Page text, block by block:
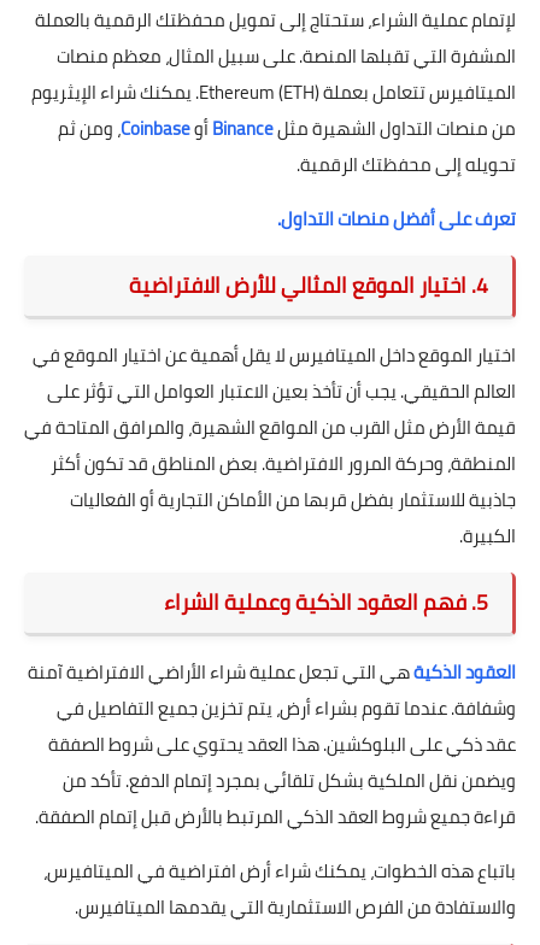
لإتمام عملية الشراء، ستحتاج إلى تمويل محفظتك الرقمية بالعملة
المشفرة التي تقبلها المنصة. على سبيل المثال، معظم منصات
الميتافيرس تتعامل بعملة Ethereum (ETH). يمكنك شراء الإيثريوم
من منصات التداول الشهيرة مثلBinanceأوCoinbase، ومن ثم
تحويله إلى محفظتك الرقمية.
تعرف على أفضل منصات التداول.
4. اختيار الموقع المثالي للأرض الافتراضية
اختيار الموقع داخل الميتافيرس لا يقل أهمية عن اختيار الموقع في
العالم الحقيقي. يجب أن تأخذ بعين الاعتبار العوامل التي تؤثر على
قيمة الأرض مثل القرب من المواقع الشهيرة، والمرافق المتاحة في
المنطقة، وحركة المرور الافتراضية. بعض المناطق قد تكون أكثر
جاذبية للاستثمار بفضل قربها من الأماكن التجارية أو الفعاليات
الكبيرة.
5. فهم العقود الذكية وعملية الشراء
العقود الذكيةهي التي تجعل عملية شراء الأراضي الافتراضية آمنة
وشفافة. عندما تقوم بشراء أرض، يتم تخزين جميع التفاصيل في
عقد ذكي على البلوكشين. هذا العقد يحتوي على شروط الصفقة
ويضمن نقل الملكية بشكل تلقائي بمجرد إتمام الدفع. تأكد من
قراءة جميع شروط العقد الذكي المرتبط بالأرض قبل إتمام الصفقة.
باتباع هذه الخطوات، يمكنك شراء أرض افتراضية في الميتافيرس،
والاستفادة من الفرص الاستثمارية التي يقدمها الميتافيرس.